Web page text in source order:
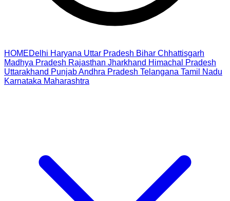
HOMEDelhi Haryana Uttar Pradesh Bihar Chhattisgarh
Madhya Pradesh Rajasthan Jharkhand Himachal Pradesh
Uttarakhand PunjabAndhra Pradesh Telangana Tamil Nadu
Karnataka Maharashtra